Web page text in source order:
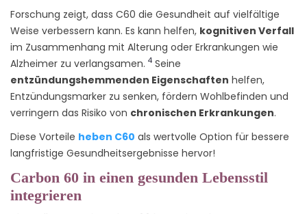
Forschung zeigt, dass C60 die Gesundheit auf vielfältige
Weise verbessern kann. Es kann helfen, kognitiven Verfall
im Zusammenhang mit Alterung oder Erkrankungen wie
Alzheimer zu verlangsamen. 4 Seine
entzündungshemmenden Eigenschaften helfen,
Entzündungsmarker zu senken, fördern Wohlbefinden und
verringern das Risiko von chronischen Erkrankungen.
Diese Vorteile heben C60 als wertvolle Option für bessere
langfristige Gesundheitsergebnisse hervor!
Carbon 60 in einen gesunden Lebensstil
integrieren